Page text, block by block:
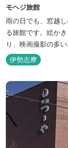
モヘジ旅館
雨の日でも、窓越
る旅館です。絵か
り、映画撮影の多
図がありますので
伊勢志摩